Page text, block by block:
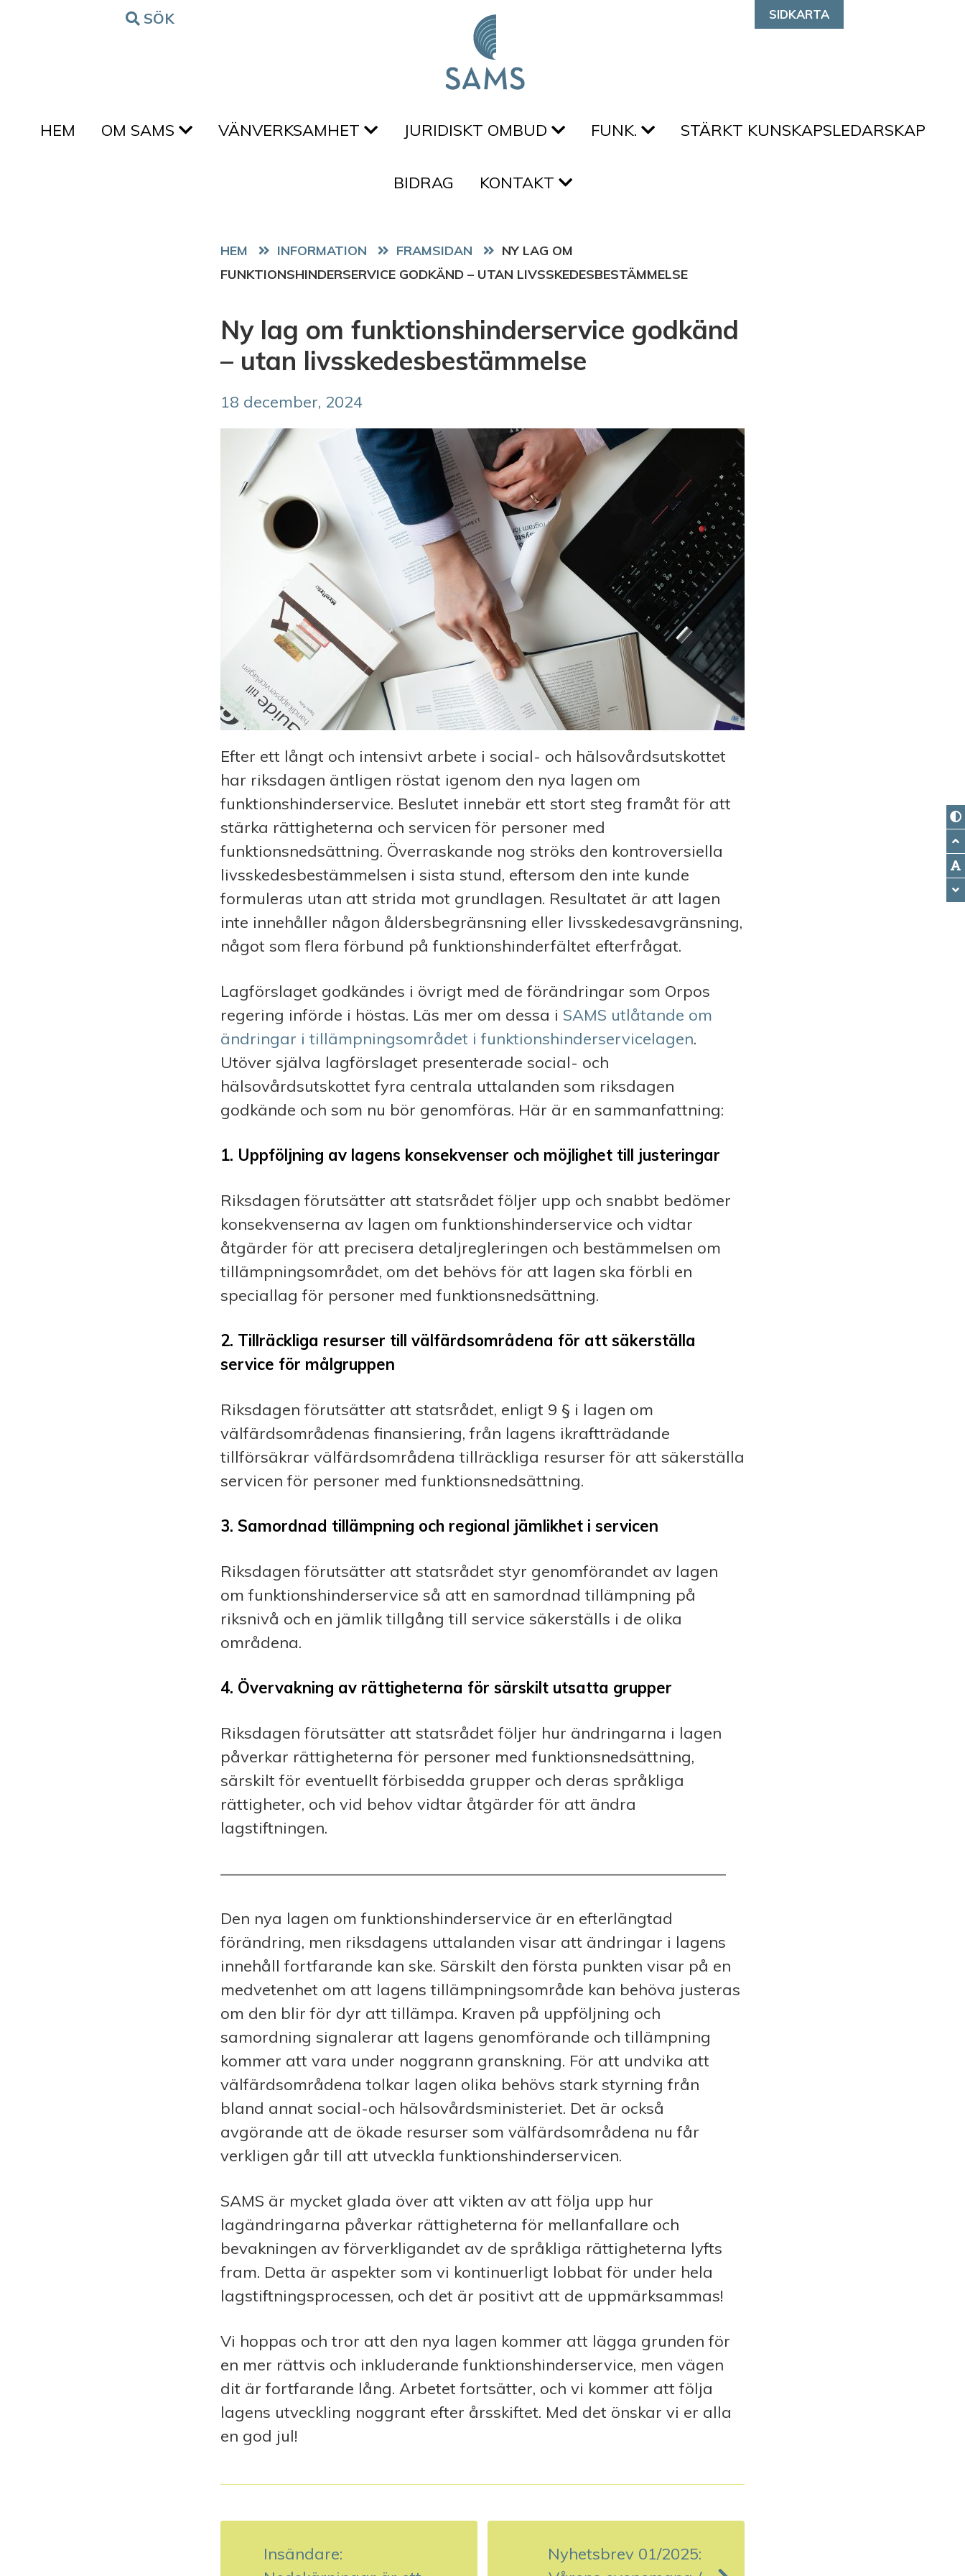
Hoppa till innehålletSÖK SIDKARTA
HEM OM SAMS VÄNVERKSAMHET JURIDISKT OMBUD FUNK. STÄRKT KUNSKAPSLEDARSKAP
BIDRAG KONTAKT
HEM FRAMSIDAN
NY LAG OM
FUNKTIONSHINDERSERVICE GODKÄND – UTAN LIVSSKEDESBESTÄMMELSE
Ny lag om funktionshinderservice godkänd
– utan livsskedesbestämmelse
18 december, 2024
Efter ett långt och intensivt arbete i social- och hälsovårdsutskottet
har riksdagen äntligen röstat igenom den nya lagen om
funktionshinderservice. Beslutet innebär ett stort steg framåt för att
stärka rättigheterna och servicen för personer med
funktionsnedsättning. Överraskande nog ströks den kontroversiella
livsskedesbestämmelsen i sista stund, eftersom den inte kunde
formuleras utan att strida mot grundlagen. Resultatet är att lagen
inte innehåller någon åldersbegränsning eller livsskedesavgränsning,
något som flera förbund på funktionshinderfältet efterfrågat.
Lagförslaget godkändes i övrigt med de förändringar som Orpos
regering införde i höstas. Läs mer om dessa i SAMS utlåtande om
ändringar i tillämpningsområdet i funktionshinderservicelagen.
Utöver själva lagförslaget presenterade social- och
hälsovårdsutskottet fyra centrala uttalanden som riksdagen
godkände och som nu bör genomföras. Här är en sammanfattning:
1. Uppföljning av lagens konsekvenser och möjlighet till justeringar
Riksdagen förutsätter att statsrådet följer upp och snabbt bedömer
konsekvenserna av lagen om funktionshinderservice och vidtar
åtgärder för att precisera detaljregleringen och bestämmelsen om
tillämpningsområdet, om det behövs för att lagen ska förbli en
speciallag för personer med funktionsnedsättning.
2. Tillräckliga resurser till välfärdsområdena för att säkerställa
service för målgruppen
Riksdagen förutsätter att statsrådet, enligt 9 § i lagen om
välfärdsområdenas finansiering, från lagens ikraftträdande
tillförsäkrar välfärdsområdena tillräckliga resurser för att säkerställa
servicen för personer med funktionsnedsättning.
3. Samordnad tillämpning och regional jämlikhet i servicen
Riksdagen förutsätter att statsrådet styr genomförandet av lagen
om funktionshinderservice så att en samordnad tillämpning på
riksnivå och en jämlik tillgång till service säkerställs i de olika
områdena.
4. Övervakning av rättigheterna för särskilt utsatta grupper
Riksdagen förutsätter att statsrådet följer hur ändringarna i lagen
påverkar rättigheterna för personer med funktionsnedsättning,
särskilt för eventuellt förbisedda grupper och deras språkliga
rättigheter, och vid behov vidtar åtgärder för att ändra
lagstiftningen.
————————————————————————————————
Den nya lagen om funktionshinderservice är en efterlängtad
förändring, men riksdagens uttalanden visar att ändringar i lagens
innehåll fortfarande kan ske. Särskilt den första punkten visar på en
medvetenhet om att lagens tillämpningsområde kan behöva justeras
om den blir för dyr att tillämpa. Kraven på uppföljning och
samordning signalerar att lagens genomförande och tillämpning
kommer att vara under noggrann granskning. För att undvika att
välfärdsområdena tolkar lagen olika behövs stark styrning från
bland annat social-och hälsovårdsministeriet. Det är också
avgörande att de ökade resurser som välfärdsområdena nu får
verkligen går till att utveckla funktionshinderservicen.
SAMS är mycket glada över att vikten av att följa upp hur
lagändringarna påverkar rättigheterna för mellanfallare och
bevakningen av förverkligandet av de språkliga rättigheterna lyfts
fram. Detta är aspekter som vi kontinuerligt lobbat för under hela
lagstiftningsprocessen, och det är positivt att de uppmärksammas!
Vi hoppas och tror att den nya lagen kommer att lägga grunden för
en mer rättvis och inkluderande funktionshinderservice, men vägen
dit är fortfarande lång. Arbetet fortsätter, och vi kommer att följa
lagens utveckling noggrant efter årsskiftet. Med det önskar vi er alla
en god jul!
n
Insändare:
Nyhetsbrev 01/2025: